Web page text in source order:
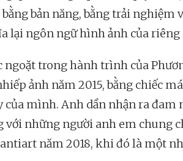
bằng bản năng, bằng trải nghiệm
lại ngôn ngữ hình ảnh của
ngoặt trong hành trình của
ảnh năm 2015, bằng chiếc
của mình. Anh dần nhận ra đam
với những người anh em chung
năm 2018, khi đó là một